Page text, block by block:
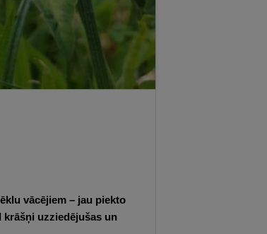
vācējiem – jau piekto
krāšņi uzziedējušas un